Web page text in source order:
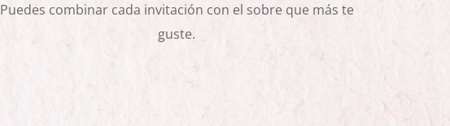
Puedes combinar cada invitación con el sobre que más te
guste.